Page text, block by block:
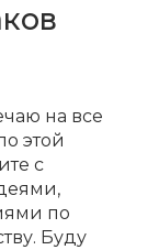
на все
этой
с
по
Буду